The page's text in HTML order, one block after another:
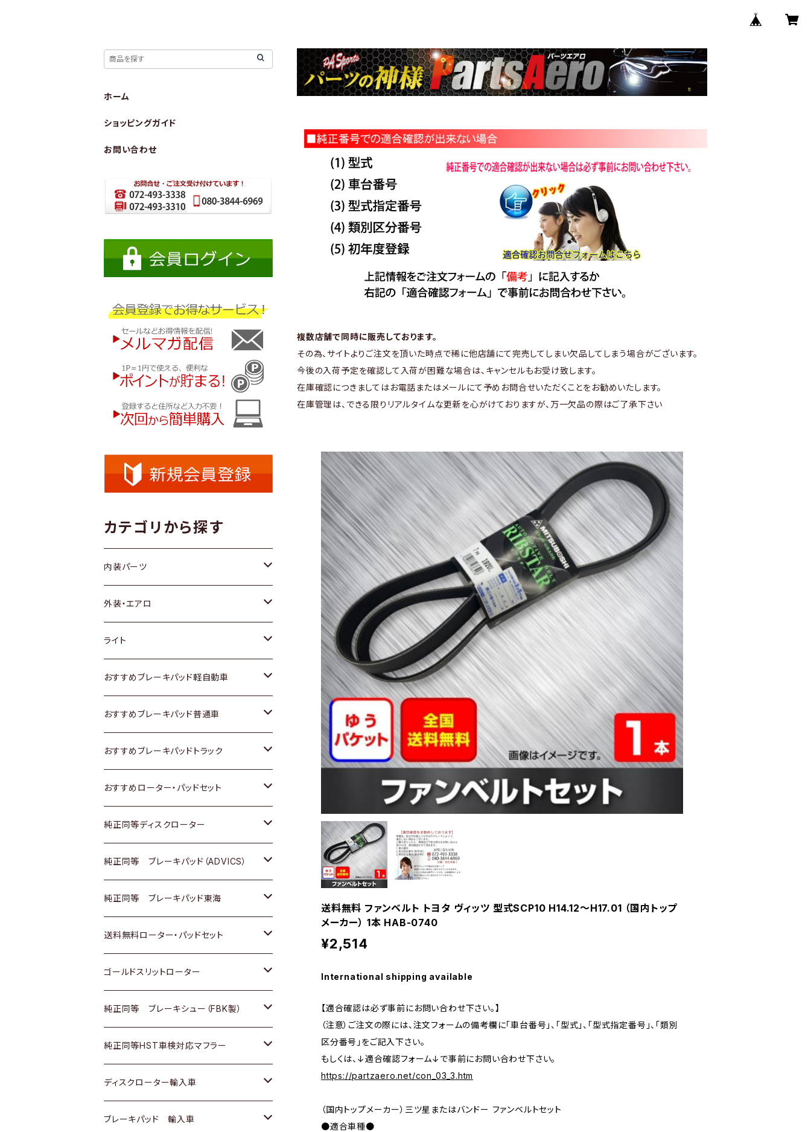
複数店舗で同時に販売しております。
その為、サイトよりご注文を頂いた時点で稀に他店舗にて完売してしまい欠品してしまう場合がございます。
今後の入荷予定を確認して入荷が困難な場合は、キャンセルもお受け致します。
在庫確認につきましてはお電話またはメールにて予めお問合せいただくことをお勧めいたします。
在庫管理は、できる限りリアルタイムな更新を心がけておりますが、万一欠品の際はご了承下さい
送料無料 ファンベルト トヨタ ヴィッツ 型式SCP10 H14.12～H17.01 （国内トップ
メーカー） 1本 HAB-0740
¥2,514
International shipping available
【適合確認は必ず事前にお問い合わせ下さい。】
（注意）ご注文の際には、注文フォームの備考欄に「車台番号」、「型式」、「型式指定番号」、「類別
区分番号」をご記入下さい。
もしくは、↓適合確認フォーム↓で事前にお問い合わせ下さい。
https://partzaero.net/con_03_3.htm
（国内トップメーカー）三ツ星またはバンドー ファンベルトセット
●適合車種●
ホーム
ショッピングガイド
お問い合わせ
カテゴリから探す
内装パーツ
トヨタ
ホンダ
スズキ
日産
いすゞ
ダイハツ
マツダ
三菱
スバル
日野
三菱ふそう
ＢＭＷ
外装・エアロ
トヨタ
ホンダ
スズキ
日産
いすゞ
ダイハツ
マツダ
三菱
日野
三菱ふそう
ライト
トヨタ
スズキ
日産
いすゞ
ダイハツ
三菱
日野
三菱ふそう
その他
おすすめブレーキパッド軽自動車
トヨタ
ホンダ
スズキ
日産
ダイハツ
マツダ
三菱
スバル
おすすめブレーキパッド普通車
トヨタ
ホンダ
スズキ
日産
いすゞ
ダイハツ
マツダ
三菱
スバル
おすすめブレーキパッドトラック
トヨタ
日産
いすゞ
ダイハツ
マツダ
三菱
おすすめローター・パッドセット
トヨタ
ホンダ
スズキ
日産
ダイハツ
マツダ
三菱
スバル
純正同等ディスクローター
トヨタ
ホンダ
スズキ
日産
いすゞ
ダイハツ
マツダ
三菱
純正同等 ブレーキパッド（ADVICS）
トヨタ
ホンダ
スズキ
日産
ダイハツ
マツダ
三菱
純正同等 ブレーキパッド東海
トヨタ
ホンダ
日産
いすゞ
ダイハツ
マツダ
送料無料ローター・パッドセット
トヨタ
ホンダ
スズキ
日産
ダイハツ
ゴールドスリットローター
トヨタ
ホンダ
スズキ
日産
純正同等 ブレーキシュー（FBK製）
ホンダ
スズキ
日産
純正同等HST車検対応マフラー
トヨタ
ホンダ
ディスクローター輸入車
ＡＵＤＩ
ブレーキパッド 輸入車